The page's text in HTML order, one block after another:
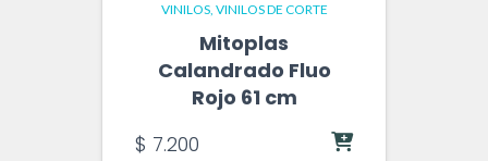
VINILOS VINILOS DE CORTE
Mitoplas
Calandrado Fluo
Rojo 61 cm
$ 7.200